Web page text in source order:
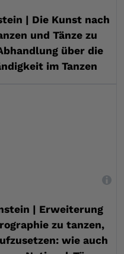
| Die Kunst nach
und Tänze zu
über die
im Tanzen
,
| Erweiterung
zu tanzen,
wie auch